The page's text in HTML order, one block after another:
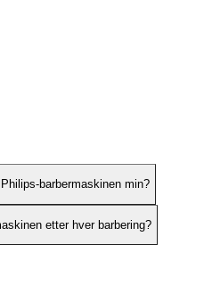
barbermaskinen min?
etter hver barbering?